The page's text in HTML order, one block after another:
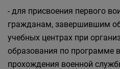
- для присвоения первого
гражданам, завершившим
учебных центрах при
образования по программе
прохождения военной